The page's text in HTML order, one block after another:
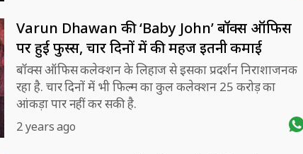
Varun Dhawan की ‘Baby John’ बॉक्स ऑफिस
पर हुई फुस्स, चार दिनों में की महज इतनी कमाई
बॉक्स ऑफिस कलेक्शन के लिहाज से इसका प्रदर्शन निराशाजनक
रहा है. चार दिनों में भी फिल्म का कुल कलेक्शन 25 करोड़ का
आंकड़ा पार नहीं कर सकी है.
2 years ago